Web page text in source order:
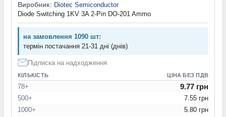
Виробник: Diotec Semiconductor
Diode Switching 1KV 3A 2-Pin DO-201 Ammo
на замовлення 1090 шт:
термін постачання 21-31 дні (днів)
Підписка на надходження
КІЛЬКІСТЬ ЦІНА БЕЗ ПДВ
78+ 9.77 грн
500+
7.55 грн
1000+
5.80 грн